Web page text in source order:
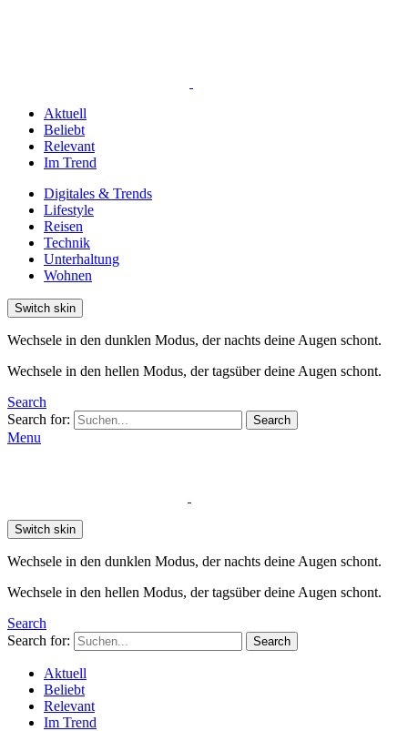
Aktuell
Beliebt
Relevant
Im Trend
Digitales & Trends
Lifestyle
Reisen
Technik
Unterhaltung
Wohnen
Switch skin
Wechsele in den dunklen Modus, der nachts deine Augen schont.
Wechsele in den hellen Modus, der tagsüber deine Augen schont.
Search
Search for:
Search
Menu
Switch skin
Wechsele in den dunklen Modus, der nachts deine Augen schont.
Wechsele in den hellen Modus, der tagsüber deine Augen schont.
Search
Search for:
Search
Aktuell
Beliebt
Relevant
Im Trend